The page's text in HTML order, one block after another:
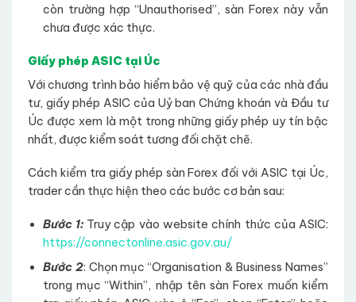
còn trường hợp “Unauthorised”, sàn Forex này vẫn
chưa được xác thực.
Giấy phép ASIC tại Úc
Với chương trình bảo hiểm bảo vệ quỹ của các nhà đầu
tư, giấy phép ASIC của Uỷ ban Chứng khoán và Đầu tư
Úc được xem là một trong những giấy phép uy tín bậc
nhất, được kiểm soát tương đối chặt chẽ.
Cách kiểm tra giấy phép sàn Forex đối với ASIC tại Úc,
trader cần thực hiện theo các bước cơ bản sau:
Bước 1: Truy cập vào website chính thức của ASIC:
https://connectonline.asic.gov.au/
Bước 2: Chọn mục “Organisation & Business Names”
trong mục “Within”, nhập tên sàn Forex muốn kiểm